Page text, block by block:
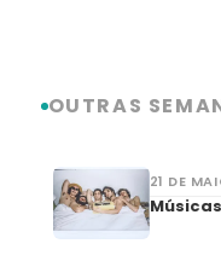
OUTRAS
21 DE